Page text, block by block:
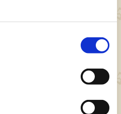
年1月以降 に抽選を
、応募アカウントにダイ
品を付与いたします。
（住所・氏名等）の提